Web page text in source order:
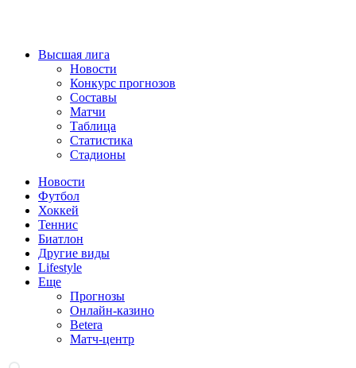
Высшая лига
Новости
Конкурс прогнозов
Составы
Матчи
Таблица
Статистика
Стадионы
Новости
Футбол
Хоккей
Теннис
Биатлон
Другие виды
Lifestyle
Еще
Прогнозы
Онлайн-казино
Betera
Матч-центр